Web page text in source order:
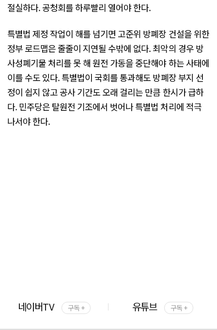
절실하다. 공청회를 하루빨리 열어야 한다.
특별법 제정 작업이 해를 넘기면 고준위 방폐장 건설을 위한
정부 로드맵은 줄줄이 지연될 수밖에 없다. 최악의 경우 방
사성폐기물 처리를 못 해 원전 가동을 중단해야 하는 사태에
이를 수도 있다. 특별법이 국회를 통과해도 방폐장 부지 선
정이 쉽지 않고 공사 기간도 오래 걸리는 만큼 한시가 급하
다. 민주당은 탈원전 기조에서 벗어나 특별법 처리에 적극
나서야 한다.
네이버TV 구독 + 유튜브 구독 +